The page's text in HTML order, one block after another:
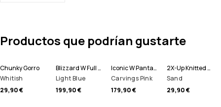
Productos que podrían gustarte
Chunky Gorro
Whitish
29,90 €
Blizzard W Full Zip Chaqueta Snowboard Mujer
Light Blue
199,90 €
Iconic W Pantalones Snowboard Mujer
Carvings Pink
179,90 €
2X-Up Knitted Pasamontañas
Sand
29,90 €